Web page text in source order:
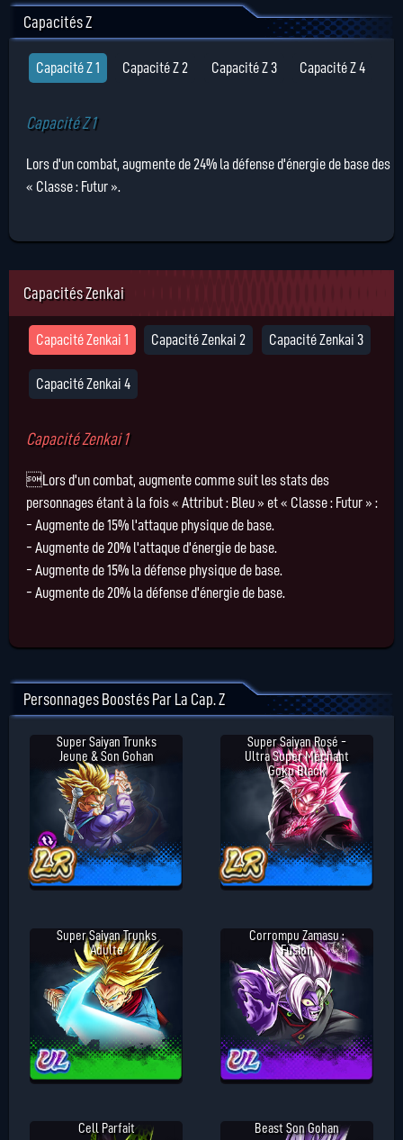
Capacités Z
Capacité Z 1 Capacité Z 2 Capacité Z 3 Capacité Z 4
Capacité Z 1
Lors d'un combat, augmente de 24% la défense d'énergie de base des
« Classe : Futur ».
Capacités Zenkai
Capacité Zenkai 1 Capacité Zenkai 2 Capacité Zenkai 3
Capacité Zenkai 4
Capacité Zenkai 1
Lors d'un combat, augmente comme suit les stats des
personnages étant à la fois « Attribut : Bleu » et « Classe : Futur » :
- Augmente de 15% l'attaque physique de base.
- Augmente de 20% l'attaque d'énergie de base.
- Augmente de 15% la défense physique de base.
- Augmente de 20% la défense d'énergie de base.
Personnages Boostés Par La Cap. Z
Super Saiyan Trunks
Jeune & Son Gohan
Super Saiyan Rosé -
Ultra Super Méchant
Goku Black
Super Saiyan Trunks
Adulte
Corrompu Zamasu :
Fusion
Cell Parfait Beast Son Gohan